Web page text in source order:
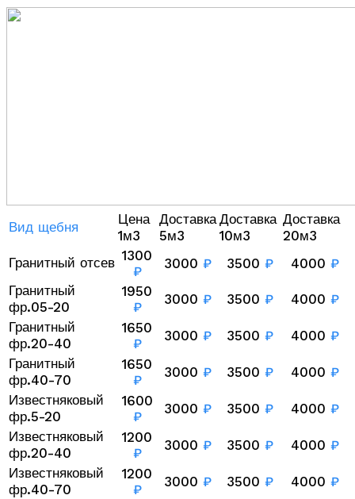
Вид щебня
Цена
1м3
Доставка
5м3
Доставка
10м3
Доставка
20м3
Гранитный отсев 1300
₽
3000 ₽ 3500 ₽ 4000 ₽
Гранитный
фр.05-20
1950
₽
3000 ₽ 3500 ₽ 4000 ₽
Гранитный
фр.20-40
1650
₽
3000 ₽ 3500 ₽ 4000 ₽
Гранитный
фр.40-70
1650
₽
3000 ₽ 3500 ₽ 4000 ₽
Известняковый
фр.5-20
1600
₽
3000 ₽ 3500 ₽ 4000 ₽
Известняковый
фр.20-40
1200
₽
3000 ₽ 3500 ₽ 4000 ₽
Известняковый
фр.40-70
1200
₽
3000 ₽ 3500 ₽ 4000 ₽